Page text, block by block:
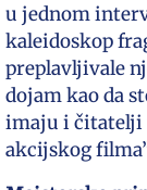
u jednom
kaleidoskop
preplavljivale
dojam kao da
imaju i čitatelji
akcijskog